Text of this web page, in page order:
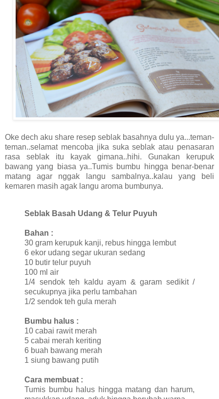
Oke dech aku share resep seblak basahnya dulu ya...teman-
teman..selamat mencoba jika suka seblak atau penasaran
rasa seblak itu kayak gimana..hihi. Gunakan kerupuk
bawang yang biasa ya..Tumis bumbu hingga benar-benar
matang agar nggak langu sambalnya..kalau yang beli
kemaren masih agak langu aroma bumbunya.
Seblak Basah Udang & Telur Puyuh
Bahan :
30 gram kerupuk kanji, rebus hingga lembut
6 ekor udang segar ukuran sedang
10 butir telur puyuh
100 ml air
1/4 sendok teh kaldu ayam & garam sedikit /
secukupnya jika perlu tambahan
1/2 sendok teh gula merah
Bumbu halus :
10 cabai rawit merah
5 cabai merah keriting
6 buah bawang merah
1 siung bawang putih
Cara membuat :
Tumis bumbu halus hingga matang dan harum,